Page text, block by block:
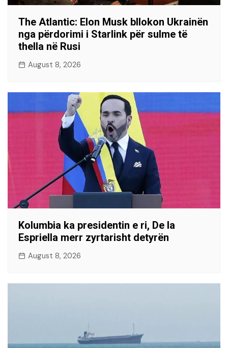
The Atlantic: Elon Musk bllokon Ukrainën
nga përdorimi i Starlink për sulme të
thella në Rusi
August 8, 2026
Kolumbia ka presidentin e ri, De la
Espriella merr zyrtarisht detyrën
August 8, 2026